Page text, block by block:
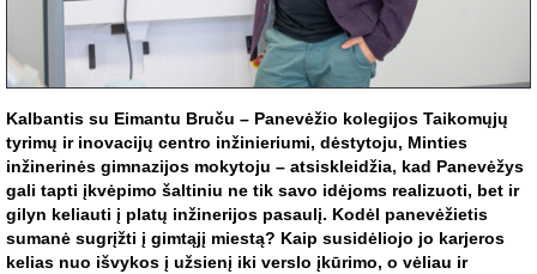
Kalbantis su Eimantu Bruču – Panevėžio kolegijos Taikomųjų
tyrimų ir inovacijų centro inžinieriumi, dėstytoju, Minties
inžinerinės gimnazijos mokytoju – atsiskleidžia, kad Panevėžys
gali tapti įkvėpimo šaltiniu ne tik savo idėjoms realizuoti, bet ir
gilyn keliauti į platų inžinerijos pasaulį. Kodėl panevėžietis
sumanė sugrįžti į gimtąjį miestą? Kaip susidėliojo jo karjeros
kelias nuo išvykos į užsienį iki verslo įkūrimo, o vėliau ir